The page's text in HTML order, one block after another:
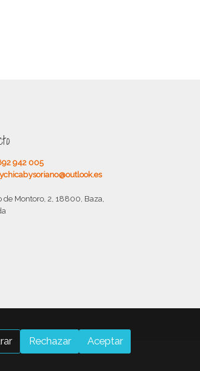
942 005
de Montoro, 2, 18800, Baza,
Rechazar Aceptar